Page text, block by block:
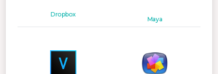
Dropbox
Maya